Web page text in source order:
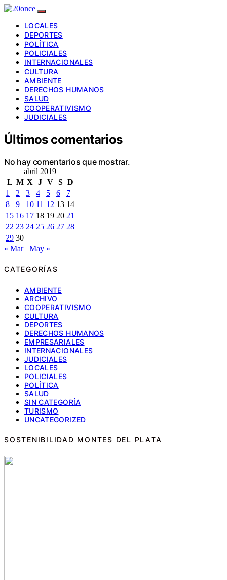
LOCALES
DEPORTES
POLÍTICA
POLICIALES
INTERNACIONALES
CULTURA
AMBIENTE
DERECHOS HUMANOS
SALUD
COOPERATIVISMO
JUDICIALES
Últimos comentarios
No hay comentarios que mostrar.
abril 2019
L M X J V S D
1
2 3 4 5 6
7
8
9 10 11 12 13 14
15 16 17 18 19 20 21
22 23 24 25 26 27 28
29 30
« Mar
May »
CATEGORÍAS
AMBIENTE
ARCHIVO
COOPERATIVISMO
CULTURA
DEPORTES
DERECHOS HUMANOS
EMPRESARIALES
INTERNACIONALES
JUDICIALES
LOCALES
POLICIALES
POLÍTICA
SALUD
SIN CATEGORÍA
TURISMO
UNCATEGORIZED
SOSTENIBILIDAD MONTES DEL PLATA